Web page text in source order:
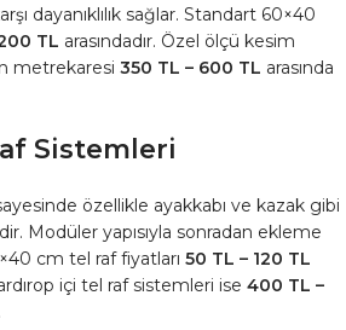
dayanıklılık sağlar. Standart 60×40
TL arasındadır. Özel ölçü kesim
metrekaresi 350 TL – 600 TL arasında
Sistemleri
özellikle ayakkabı ve kazak gibi
Modüler yapısıyla sonradan ekleme
cm tel raf fiyatları 50 TL – 120 TL
içi tel raf sistemleri ise 400 TL –